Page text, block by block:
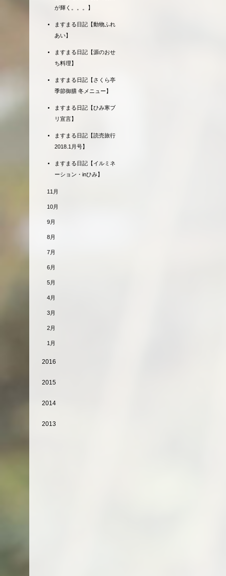
が輝く。。。】
ますまる日記【動物ふれ
あい】
ますまる日記【源のおせ
ち料理】
ますまる日記【さくら亭
季節御膳 冬メニュー】
ますまる日記【ひみ寒ブ
リ宣言】
ますまる日記【読売旅行
2018.1月号】
ますまる日記【イルミネ
ーション・inひみ】
11月
10月
9月
8月
7月
6月
5月
4月
3月
2月
1月
2016
2015
2014
2013